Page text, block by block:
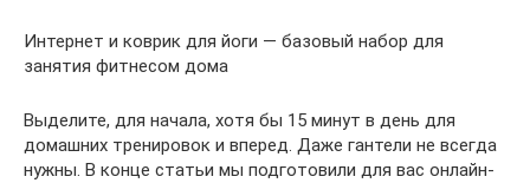
Интернет и коврик для йоги — базовый набор для
занятия фитнесом дома
Выделите, для начала, хотя бы 15 минут в день для
домашних тренировок и вперед. Даже гантели не всегда
нужны. В конце статьи мы подготовили для вас онлайн-